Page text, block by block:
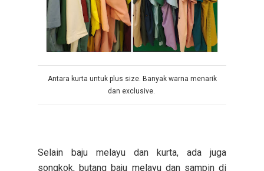
Antara kurta untuk plus size. Banyak warna menarik
dan exclusive.
Selain baju melayu dan kurta, ada juga
songkok, butang baju melayu dan sampin di